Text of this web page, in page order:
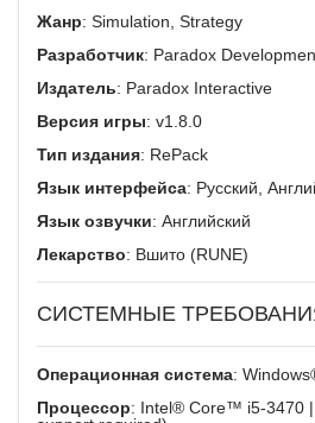
Жанр: Simulation, Strategy
Разработчик: Paradox
Издатель: Paradox Interactive
Версия игры: v1.8.0
Тип издания: RePack
Язык интерфейса: Русский,
Язык озвучки: Английский
Лекарство: Вшито (RUNE)
СИСТЕМНЫЕ
Операционная система:
Процессор: Intel® Core™ i5-3470